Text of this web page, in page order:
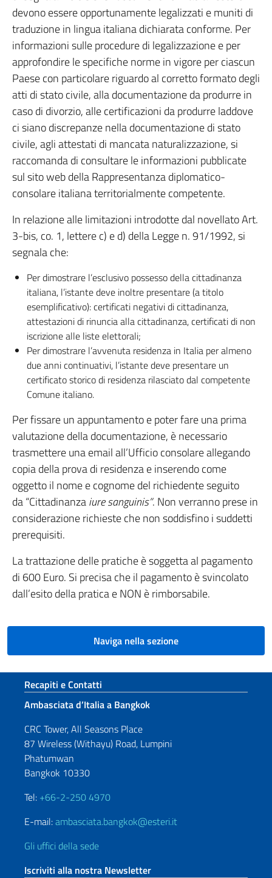
devono essere opportunamente legalizzati e muniti di
traduzione in lingua italiana dichiarata conforme. Per
informazioni sulle procedure di legalizzazione e per
approfondire le specifiche norme in vigore per ciascun
Paese con particolare riguardo al corretto formato degli
atti di stato civile, alla documentazione da produrre in
caso di divorzio, alle certificazioni da produrre laddove
ci siano discrepanze nella documentazione di stato
civile, agli attestati di mancata naturalizzazione, si
raccomanda di consultare le informazioni pubblicate
sul sito web della Rappresentanza diplomatico-
consolare italiana territorialmente competente.
In relazione alle limitazioni introdotte dal novellato Art.
3-bis, co. 1, lettere c) e d) della Legge n. 91/1992, si
segnala che:
Per dimostrare l’esclusivo possesso della cittadinanza
italiana, l’istante deve inoltre presentare (a titolo
esemplificativo): certificati negativi di cittadinanza,
attestazioni di rinuncia alla cittadinanza, certificati di non
iscrizione alle liste elettorali;
Per dimostrare l’avvenuta residenza in Italia per almeno
due anni continuativi, l’istante deve presentare un
certificato storico di residenza rilasciato dal competente
Comune italiano.
Per fissare un appuntamento e poter fare una prima
valutazione della documentazione, è necessario
trasmettere una email all’Ufficio consolare allegando
copia della prova di residenza e inserendo come
oggetto il nome e cognome del richiedente seguito
da “Cittadinanzaiure sanguinis”. Non verranno prese in
considerazione richieste che non soddisfino i suddetti
prerequisiti.
La trattazione delle pratiche è soggetta al pagamento
di 600 Euro. Si precisa che il pagamento è svincolato
dall’esito della pratica e NON è rimborsabile.
Naviga nella sezione
Sezione footer
Recapiti e Contatti
Ambasciata d’Italia a Bangkok
CRC Tower, All Seasons Place
87 Wireless (Withayu) Road, Lumpini
Phatumwan
Bangkok 10330
Tel: +66-2-250 4970
E-mail:ambasciata.bangkok@esteri.it
Gli uffici della sede
Iscriviti alla nostra Newsletter